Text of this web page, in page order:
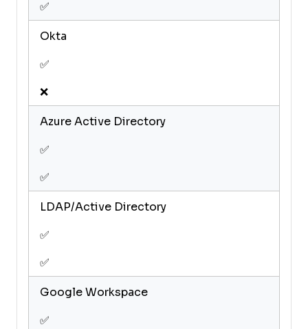
✅
Okta
✅
❌
Azure Active Directory
✅
✅
LDAP/Active Directory
✅
✅
Google Workspace
✅